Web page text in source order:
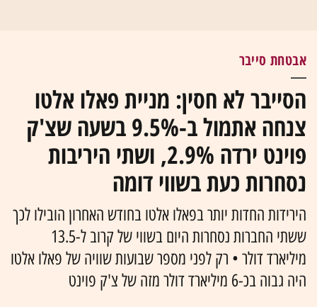
אבטחת סייבר
הסייבר לא חסין: מניית פאלו אלטו
צנחה אתמול ב-9.5% בשעה שצ'ק
פוינט ירדה 2.9%, ושתי היריבות
נסחרות כעת בשווי דומה
הירידות החדות יותר בפאלו אלטו בחודש האחרון הובילו לכך
ששתי החברות נסחרות היום בשווי של קרוב ל-13.5
מיליארד דולר • רק לפני מספר שבועות שוויה של פאלו אלטו
היה גבוה בכ-6 מיליארד דולר מזה של צ'ק פוינט